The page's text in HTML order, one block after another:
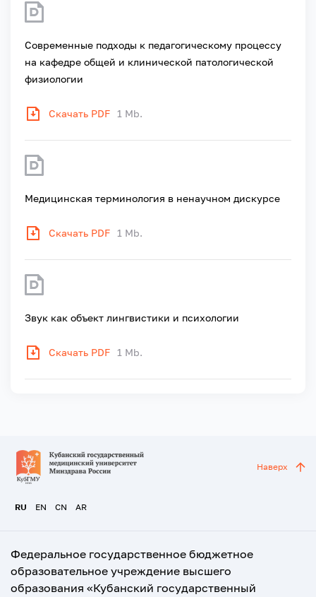
Современные подходы к педагогическому процессу
на кафедре общей и клинической патологической
физиологии
Скачать PDF 1 Mb.
Медицинская терминология в ненаучном дискурсе
Скачать PDF 1 Mb.
Звук как объект лингвистики и психологии
Скачать PDF 1 Mb.
RU EN CN AR
Наверх
Федеральное государственное бюджетное
образовательное учреждение высшего
образования «Кубанский государственный